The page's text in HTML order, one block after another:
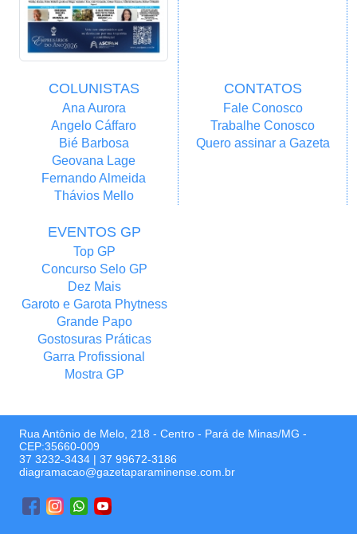
COLUNISTAS
Ana Aurora
Angelo Cáffaro
Bié Barbosa
Geovana Lage
Fernando Almeida
Thávios Mello
CONTATOS
Fale Conosco
Trabalhe Conosco
Quero assinar a Gazeta
EVENTOS GP
Top GP
Concurso Selo GP
Dez Mais
Garoto e Garota Phytness
Grande Papo
Gostosuras Práticas
Garra Profissional
Mostra GP
Rua Antônio de Melo, 218 - Centro - Pará de Minas/MG -
CEP:35660-009
37 3232-3434 | 37 99672-3186
diagramacao@gazetaparaminense.com.br